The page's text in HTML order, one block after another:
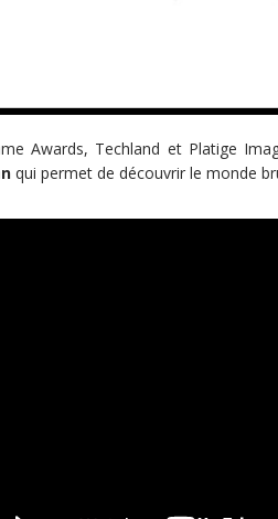
Awards, Techland et Platige
qui permet de découvrir le monde